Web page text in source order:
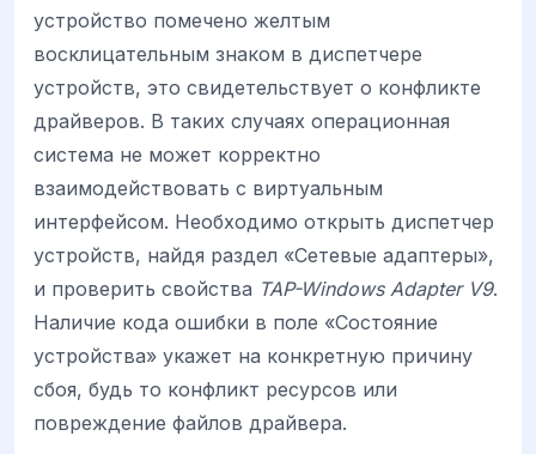
устройство помечено желтым
восклицательным знаком в диспетчере
устройств, это свидетельствует о конфликте
драйверов. В таких случаях операционная
система не может корректно
взаимодействовать с виртуальным
интерфейсом. Необходимо открыть диспетчер
устройств, найдя раздел «Сетевые адаптеры»,
и проверить свойства TAP-Windows Adapter V9.
Наличие кода ошибки в поле «Состояние
устройства» укажет на конкретную причину
сбоя, будь то конфликт ресурсов или
повреждение файлов драйвера.